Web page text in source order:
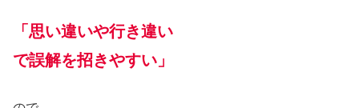
「思い違いや行き違い
で誤解を招きやすい」